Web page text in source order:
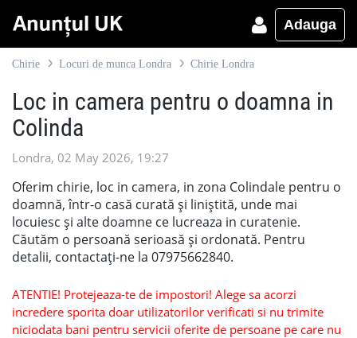
Adauga
Chirie Locuri de munca Londra Chirie Londra
Loc in camera pentru o doamna in
Colinda
Londra, 02 May 2026, 19:27
Oferim chirie, loc in camera, in zona Colindale pentru o
doamnă, într-o casă curată și liniștită, unde mai
locuiesc și alte doamne ce lucreaza in curatenie.
Căutăm o persoană serioasă și ordonată. Pentru
detalii, contactați-ne la 07975662840.
ATENTIE! Protejeaza-te de impostori! Alege sa acorzi
incredere sporita doar utilizatorilor verificati si nu trimite
niciodata bani pentru servicii oferite de persoane pe care nu